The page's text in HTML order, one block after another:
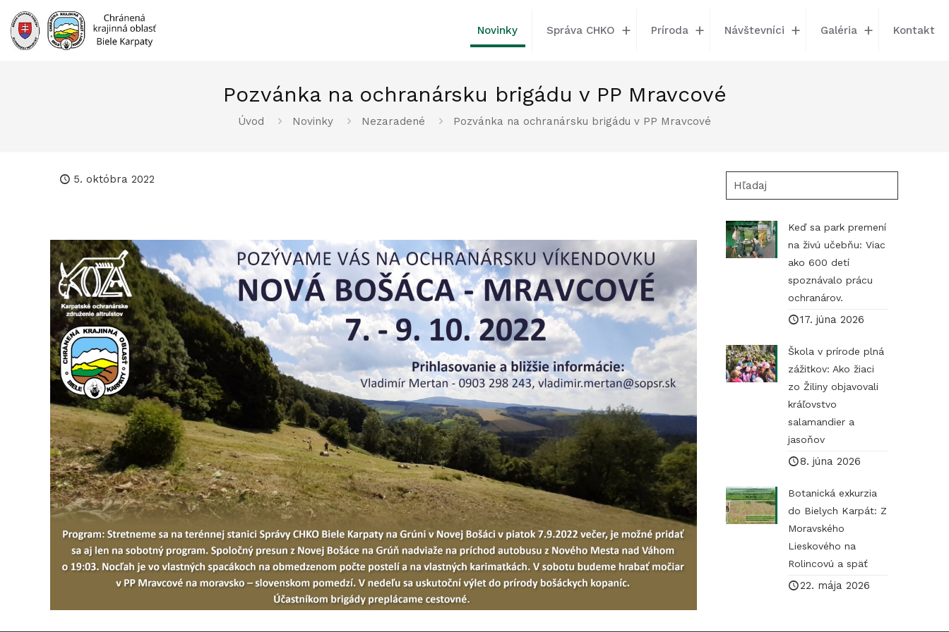
na
obsah
Novinky Správa CHKO Príroda Návštevníci Galéria Kontakt
Pozvánka na ochranársku brigádu v PP Mravcové
Úvod Novinky Nezaradené Pozvánka na ochranársku brigádu v PP Mravcové
5. októbra 2022 Hľadaj
Keď sa park premení
na živú učebňu: Viac
ako 600 detí
spoznávalo prácu
ochranárov.
17. júna 2026
Škola v prírode plná
zážitkov: Ako žiaci
zo Žiliny objavovali
kráľovstvo
salamandier a
jasoňov
8. júna 2026
Botanická exkurzia
do Bielych Karpát: Z
Moravského
Lieskového na
Rolincovú a späť
22. mája 2026